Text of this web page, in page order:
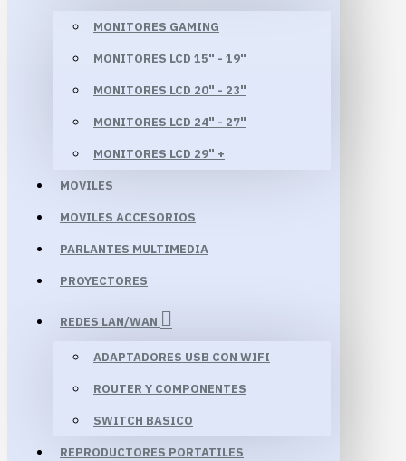
MONITORES GAMING
MONITORES LCD 15" - 19"
MONITORES LCD 20" - 23"
MONITORES LCD 24" - 27"
MONITORES LCD 29" +
MOVILES
MOVILES ACCESORIOS
PARLANTES MULTIMEDIA
PROYECTORES
REDES LAN/WAN
ADAPTADORES USB CON WIFI
ROUTER Y COMPONENTES
SWITCH BASICO
REPRODUCTORES PORTATILES